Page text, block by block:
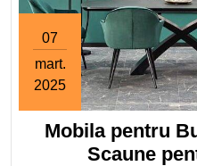
07
mart.
2025
martie
Mobila pentru
Scaune